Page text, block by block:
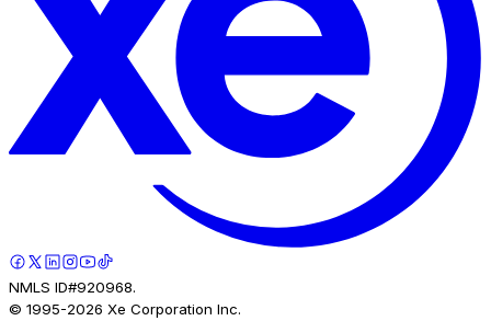
NMLS ID#920968.
© 1995-2026 Xe Corporation Inc.